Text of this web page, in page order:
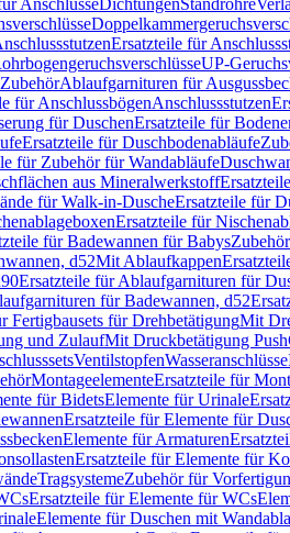
AnschlüsseDichtungenStandrohre
Ersatzteile für
UP-
ZubehörAblaufgarnituren für
für AnschlussbögenAnschlussstutzen
für DuschenErsatzteile für
Ersatzteile für Duschbodenabläufe
für Zubehör für Wandabläufe
aus Mineralwerkstoff
für Walk-in-DuscheErsatzteile für
Ersatzteile für
für Badewannen für BabysZubehör
d52Mit Ablaufkappen
Ersatzteile für Ablaufgarnituren für
für Badewannen, d52
Fertigbausets für DrehbetätigungMit
und ZulaufMit Druckbetätigung
VentilstopfenWasseranschlüsse
MontageelementeErsatzteile für
für BidetsElemente für Urinale
Ersatzteile für Elemente für
Elemente für Armaturen
Ersatzteile für Elemente für
TragsystemeZubehör für
Ersatzteile für Elemente für WCs
Elemente für Duschen mit